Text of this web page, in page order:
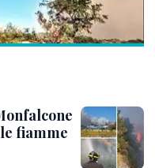
fiamme